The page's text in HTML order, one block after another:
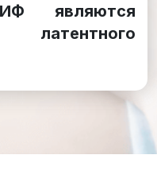
являются
латентного